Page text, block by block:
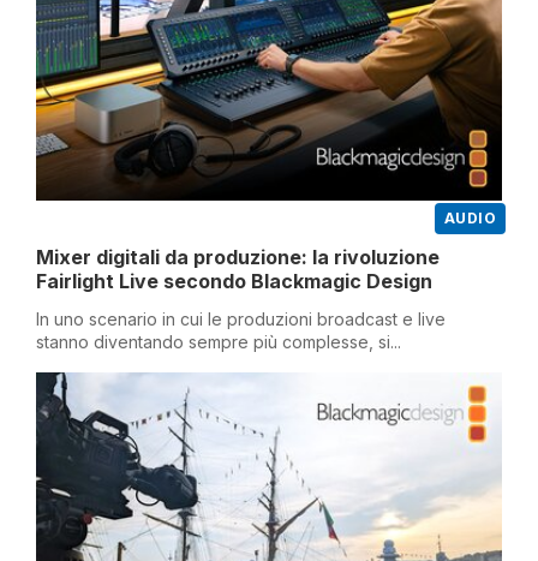
AUDIO
Mixer digitali da produzione: la rivoluzione
Fairlight Live secondo Blackmagic Design
In uno scenario in cui le produzioni broadcast e live
stanno diventando sempre più complesse, si...